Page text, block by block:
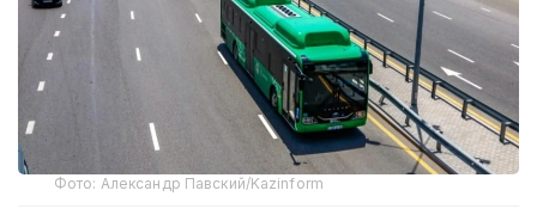
Фото: Александр Павский/Kazinform